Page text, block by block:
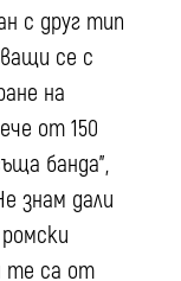
с друг тип
се с
на
от 150
банда",
знам дали
те са от